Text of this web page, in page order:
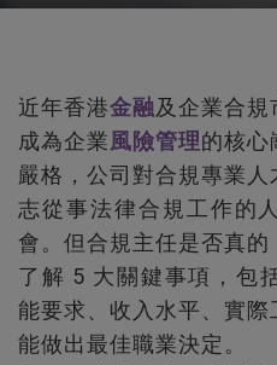
近年香港金融及企業合
成為企業風險管理的核心
嚴格，公司對合規專業
志從事法律合規工作的
會。但合規主任是否真
了解 5 大關鍵事項，包
能要求、收入水平、實
能做出最佳職業決定。